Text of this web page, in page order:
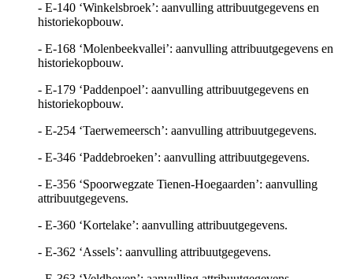
- E-140 ‘Winkelsbroek’: aanvulling attribuutgegevens en
historiekopbouw.
- E-168 ‘Molenbeekvallei’: aanvulling attribuutgegevens en
historiekopbouw.
- E-179 ‘Paddenpoel’: aanvulling attribuutgegevens en
historiekopbouw.
- E-254 ‘Taerwemeersch’: aanvulling attribuutgegevens.
- E-346 ‘Paddebroeken’: aanvulling attribuutgegevens.
- E-356 ‘Spoorwegzate Tienen-Hoegaarden’: aanvulling
attribuutgegevens.
- E-360 ‘Kortelake’: aanvulling attribuutgegevens.
- E-362 ‘Assels’: aanvulling attribuutgegevens.